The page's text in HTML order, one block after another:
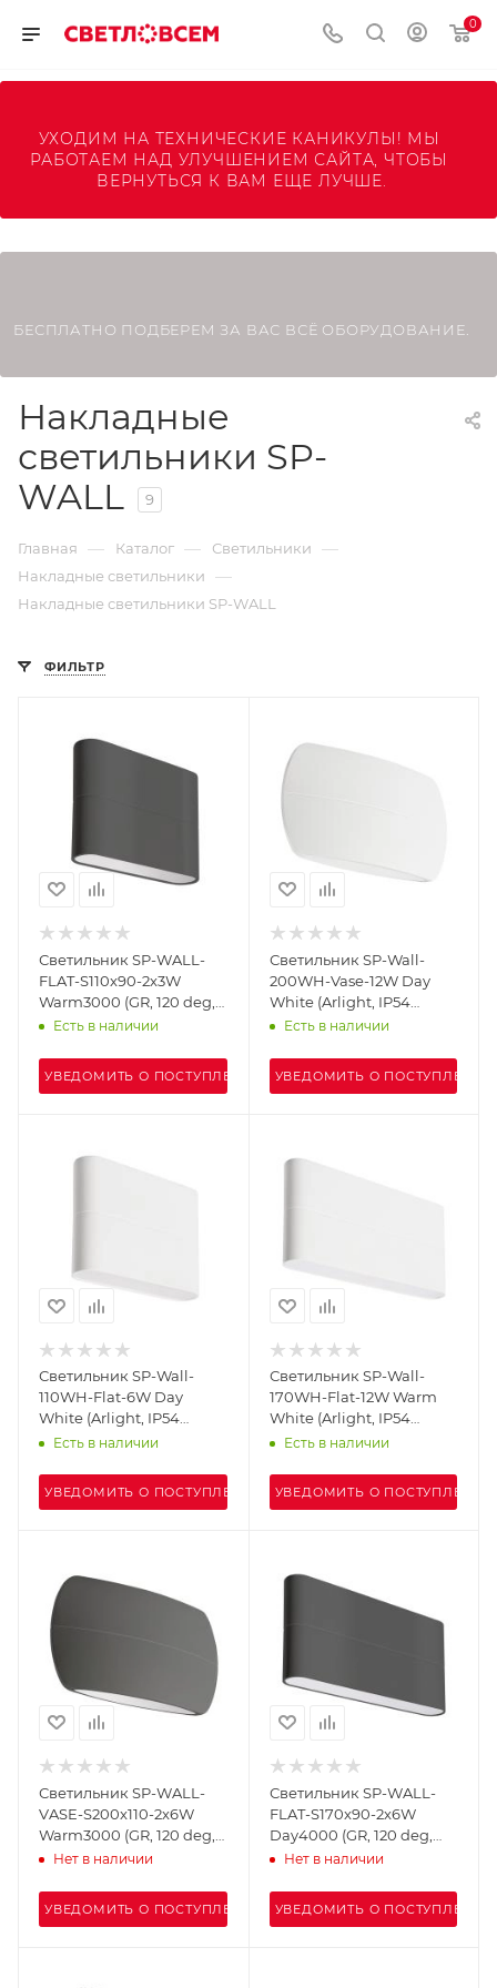
0
УХОДИМ НА ТЕХНИЧЕСКИЕ КАНИКУЛЫ! МЫ
РАБОТАЕМ НАД УЛУЧШЕНИЕМ САЙТА, ЧТОБЫ
ВЕРНУТЬСЯ К ВАМ ЕЩЕ ЛУЧШЕ.
БЕСПЛАТНО ПОДБЕРЕМ ЗА ВАС ВСЁ ОБОРУДОВАНИЕ.
Накладные
светильники SP-
WALL
9
Главная — Каталог — Светильники —
Накладные светильники —
Накладные светильники SP-WALL
ФИЛЬТР
Светильник SP-WALL-
FLAT-S110x90-2x3W
Warm3000 (GR, 120 deg,
230V) (Arlight, IP54
Есть в наличии
УВЕДОМИТЬ О ПОСТУПЛЕНИИ
Светильник SP-Wall-
200WH-Vase-12W Day
White (Arlight, IP54
Металл, 3 года)
Есть в наличии
УВЕДОМИТЬ О ПОСТУПЛЕНИИ
Светильник SP-Wall-
110WH-Flat-6W Day
White (Arlight, IP54
Металл, 3 года)
Есть в наличии
УВЕДОМИТЬ О ПОСТУПЛЕНИИ
Светильник SP-Wall-
170WH-Flat-12W Warm
White (Arlight, IP54
Металл, 3 года)
Есть в наличии
УВЕДОМИТЬ О ПОСТУПЛЕНИИ
Светильник SP-WALL-
VASE-S200x110-2x6W
Warm3000 (GR, 120 deg,
230V) (Arlight, IP54
Нет в наличии
УВЕДОМИТЬ О ПОСТУПЛЕНИИ
Светильник SP-WALL-
FLAT-S170x90-2x6W
Day4000 (GR, 120 deg,
230V) (Arlight, IP54
Нет в наличии
УВЕДОМИТЬ О ПОСТУПЛЕНИИ